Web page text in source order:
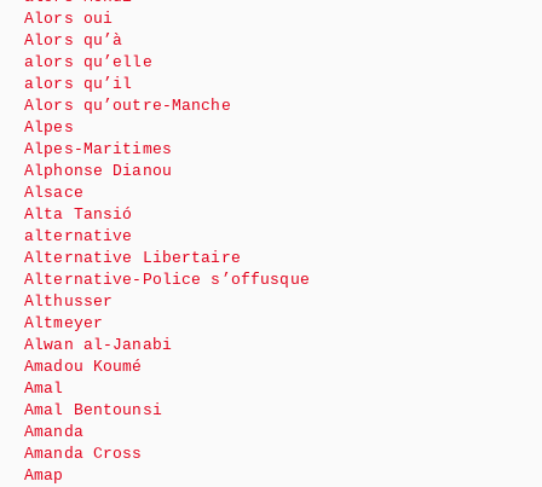
Alors oui
Alors qu’à
alors qu’elle
alors qu’il
Alors qu’outre-Manche
Alpes
Alpes-Maritimes
Alphonse Dianou
Alsace
Alta Tansió
alternative
Alternative Libertaire
Alternative-Police s’offusque
Althusser
Altmeyer
Alwan al-Janabi
Amadou Koumé
Amal
Amal Bentounsi
Amanda
Amanda Cross
Amap